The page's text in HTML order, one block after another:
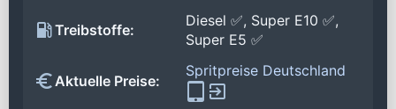
Treibstoffe:
Diesel ✅, Super E10 ✅,
Super E5 ✅
Aktuelle Preise:
Spritpreise Deutschland